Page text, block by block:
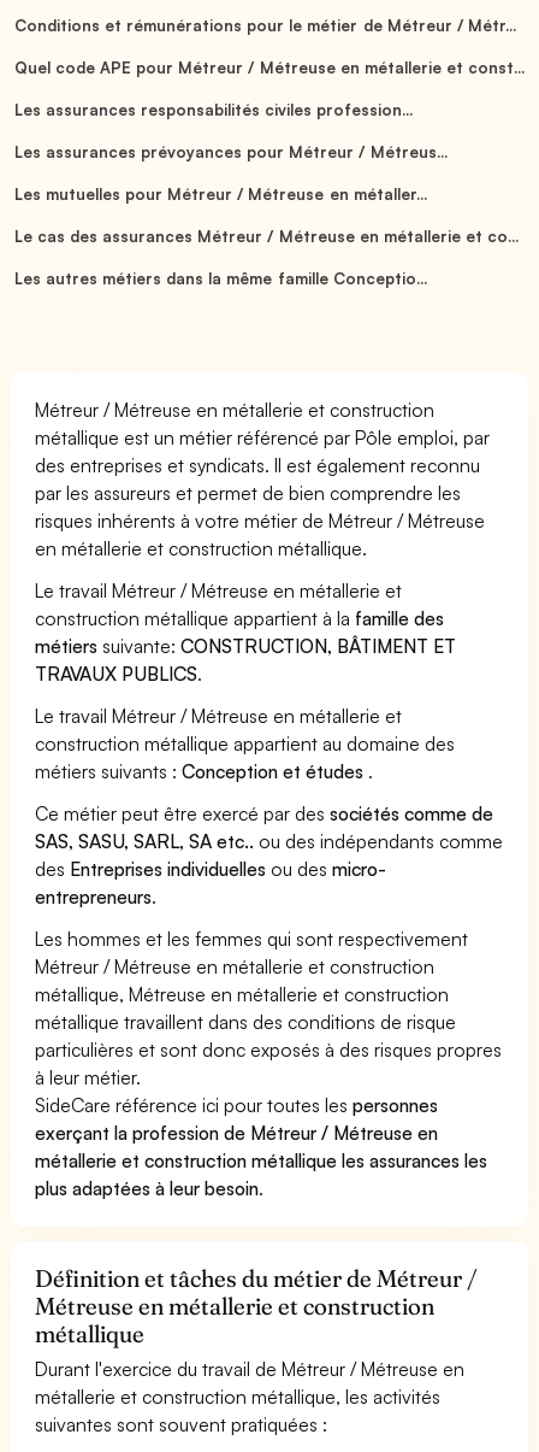
Conditions et rémunérations pour le métier de Métreur / Métr...
Quel code APE pour Métreur / Métreuse en métallerie et const...
Les assurances responsabilités civiles profession...
Les assurances prévoyances pour Métreur / Métreus...
Les mutuelles pour Métreur / Métreuse en métaller...
Le cas des assurances Métreur / Métreuse en métallerie et co...
Les autres métiers dans la même famille Conceptio...
Métreur / Métreuse en métallerie et construction
métallique est un métier référencé par Pôle emploi, par
des entreprises et syndicats. Il est également reconnu
par les assureurs et permet de bien comprendre les
risques inhérents à votre métier de Métreur / Métreuse
en métallerie et construction métallique.
Le travail Métreur / Métreuse en métallerie et
construction métallique appartient à la famille des
métiers suivante:CONSTRUCTION, BÂTIMENT ET
TRAVAUX PUBLICS.
Le travail Métreur / Métreuse en métallerie et
construction métallique appartient au domaine des
métiers suivants :Conception et études .
Ce métier peut être exercé par dessociétés comme de
SAS, SASU, SARL, SA etc.. ou des indépendants comme
des Entreprises individuelles ou desmicro-
entrepreneurs.
Les hommes et les femmes qui sont respectivement
Métreur / Métreuse en métallerie et construction
métallique, Métreuse en métallerie et construction
métallique travaillent dans des conditions de risque
particulières et sont donc exposés à des risques propres
à leur métier.
SideCare référence ici pour toutes lespersonnes
exerçant la profession de Métreur / Métreuse en
métallerie et construction métallique les assurances les
plus adaptées à leur besoin.
Définition et tâches du métier de Métreur /
Métreuse en métallerie et construction
métallique
Durant l'exercice du travail de Métreur / Métreuse en
métallerie et construction métallique, les activités
suivantes sont souvent pratiquées :